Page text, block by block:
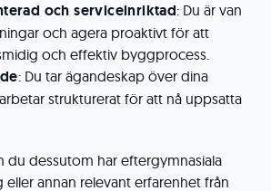
och serviceinriktad: Du är van
och agera proaktivt för att
och effektiv byggprocess.
: Du tar ägandeskap över dina
strukturerat för att nå uppsatta
du dessutom har eftergymnasiala
annan relevant erfarenhet från